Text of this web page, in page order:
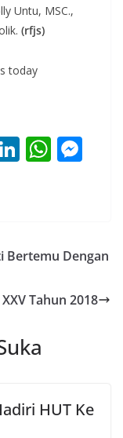
Untu, MSC.,
(rfjs)
today
Li
dI
W
A
p
n
g
er
Bertemu Dengan
Tahun 2018
HUT Ke